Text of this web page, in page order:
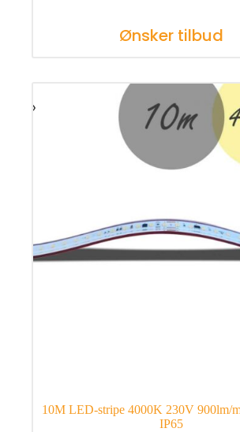
Ønsker tilbud
10M LED-stripe 4000K 230V 900lm/
IP65